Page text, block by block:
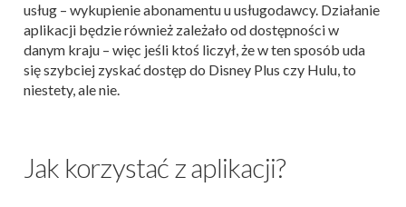
usług – wykupienie abonamentu u usługodawcy. Działanie
aplikacji będzie również zależało od dostępności w
danym kraju – więc jeśli ktoś liczył, że w ten sposób uda
się szybciej zyskać dostęp do Disney Plus czy Hulu, to
niestety, ale nie.
Jak korzystać z aplikacji?